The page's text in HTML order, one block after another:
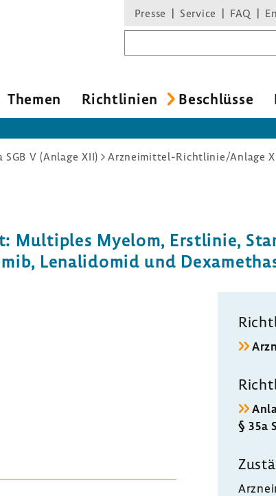
Presse Service FAQ
Themen Richt­li­nien Beschlüsse
V (Anlage XII)
Multi­ples Myelom, Erst­linie,
Lena­li­domid und
§ 35a